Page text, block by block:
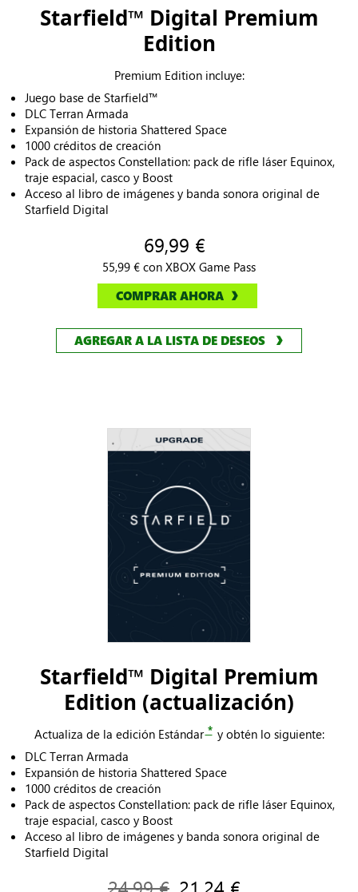
Starfield™ Digital Premium
Edition
Premium Edition incluye:
Juego base de Starfield™
DLC Terran Armada
Expansión de historia Shattered Space
1000 créditos de creación
Pack de aspectos Constellation: pack de rifle láser Equinox,
traje espacial, casco y Boost
Acceso al libro de imágenes y banda sonora original de
Starfield Digital
69,99 €
55,99 € con XBOX Game Pass
COMPRAR AHORA
AGREGAR A LA LISTA DE DESEOS
Starfield™ Digital Premium
Edition (actualización)
Actualiza de la edición Estándar * y obtén lo siguiente:
DLC Terran Armada
Expansión de historia Shattered Space
1000 créditos de creación
Pack de aspectos Constellation: pack de rifle láser Equinox,
traje espacial, casco y Boost
Acceso al libro de imágenes y banda sonora original de
Starfield Digital